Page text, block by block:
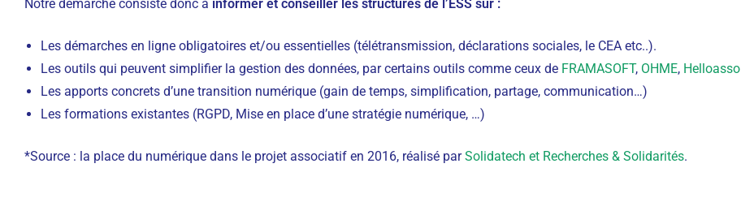
Notre démarche consiste donc à informer et conseiller les structures de l’ESS sur :
Les démarches en ligne obligatoires et/ou essentielles (télétransmission, déclarations sociales, le CEA etc..).
Les outils qui peuvent simplifier la gestion des données, par certains outils comme ceux de FRAMASOFT, OHME, Helloasso
Les apports concrets d’une transition numérique (gain de temps, simplification, partage, communication…)
Les formations existantes (RGPD, Mise en place d’une stratégie numérique, …)
*Source : la place du numérique dans le projet associatif en 2016, réalisé parSolidatech et Recherches & Solidarités.